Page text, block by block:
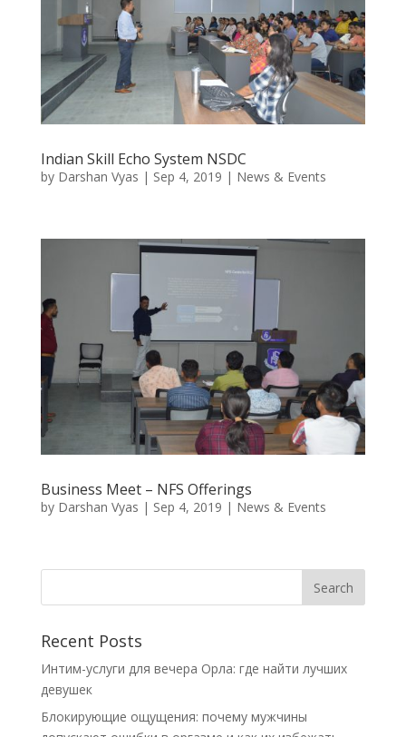
Indian Skill Echo System NSDC
by Darshan Vyas | Sep 4, 2019 | News & Events
Business Meet – NFS Offerings
by Darshan Vyas | Sep 4, 2019 | News & Events
Recent Posts
Интим-услуги для вечера Орла: где найти лучших
девушек
Блокирующие ощущения: почему мужчины